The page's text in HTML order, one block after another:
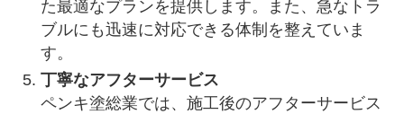
た最適なプランを提供します。また、急なトラ
ブルにも迅速に対応できる体制を整えていま
す。
丁寧なアフターサービス
ペンキ塗総業では、施工後のアフターサービス